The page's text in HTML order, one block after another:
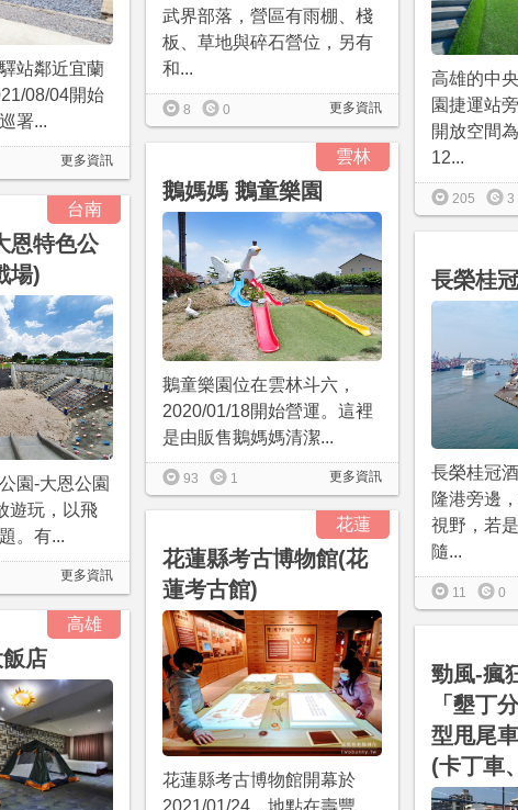
武界部落，營區有雨棚、棧
板、草地與碎石營位，另有
和...
更多資訊
8 0
站鄰近宜蘭
08/04開始
署...
更多資訊
高雄的中
園捷運站
開放空間
12...
205 3
雲林
鵝媽媽 鵝童樂園
鵝童樂園位在雲林斗六，
2020/01/18開始營運。這裡
是由販售鵝媽媽清潔...
更多資訊
93 1
台南
恩特色公
場)
園-大恩公園
遊玩，以飛
。有...
更多資訊
長榮桂
長榮桂冠
隆港旁邊
視野，若
隨...
11 0
花蓮
花蓮縣考古博物館(花
蓮考古館)
花蓮縣考古博物館開幕於
高雄
店
勁風-瘋
「墾丁
型甩尾
(卡丁車